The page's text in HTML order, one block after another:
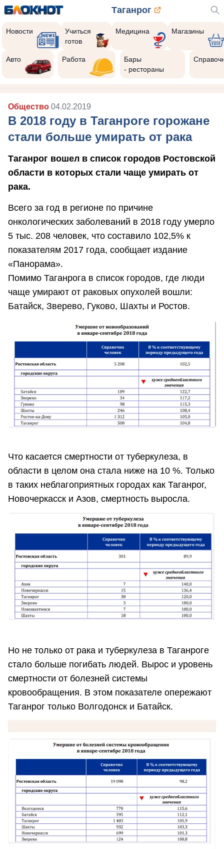
Таганрог
Новости
Учиться
готов
Медицина Магазины
Авто Работа
Бары
- рестораны
Общество 04.02.2019
В 2018 году в Таганроге горожане
стали больше умирать от рака
Таганрог вошел в список городов Ростовской
области в которых стали чаще умирать от
рака.
Всего за год в регионе по причине
онкологических заболеваний в 2018 году умерло
5 тыс. 208 человек, что составило 102,5% к
показателям 2017 года, сообщает издание
«Панорама».
Помимо Таганрога в список городов, где люди
чаще умирают от раковых опухолей вошли:
Батайск, Зверево, Гуково, Шахты и Ростов.
Что касается смертности от туберкулеза, в
области в целом она стала ниже на 10 %. Только
в таких неблагоприятных городах как Таганрог,
Новочеркасск и Азов, смертность выросла.
Но не только от рака и туберкулеза в Таганроге
стало больше погибать людей. Вырос и уровень
смертности от болезней системы
кровообращения. В этом показателе опережают
Таганрог только Волгодонск и Батайск.